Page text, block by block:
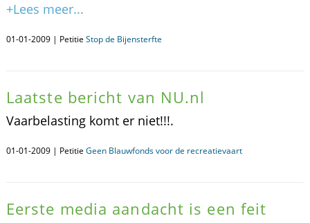
+Lees meer...
01-01-2009 | Petitie Stop de Bijensterfte
Laatste bericht van NU.nl
Vaarbelasting komt er niet!!!.
01-01-2009 | Petitie Geen Blauwfonds voor de recreatievaart
Eerste media aandacht is een feit